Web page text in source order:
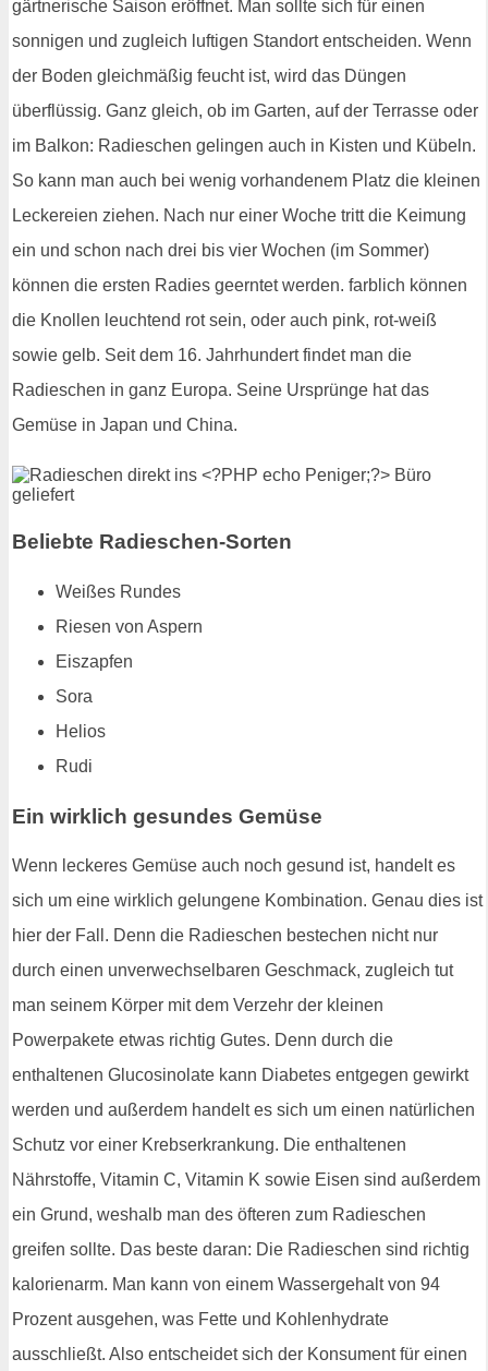
gärtnerische Saison eröffnet. Man sollte sich für einen
sonnigen und zugleich luftigen Standort entscheiden. Wenn
der Boden gleichmäßig feucht ist, wird das Düngen
überflüssig. Ganz gleich, ob im Garten, auf der Terrasse oder
im Balkon: Radieschen gelingen auch in Kisten und Kübeln.
So kann man auch bei wenig vorhandenem Platz die kleinen
Leckereien ziehen. Nach nur einer Woche tritt die Keimung
ein und schon nach drei bis vier Wochen (im Sommer)
können die ersten Radies geerntet werden. farblich können
die Knollen leuchtend rot sein, oder auch pink, rot-weiß
sowie gelb. Seit dem 16. Jahrhundert findet man die
Radieschen in ganz Europa. Seine Ursprünge hat das
Gemüse in Japan und China.
Beliebte Radieschen-Sorten
Weißes Rundes
Riesen von Aspern
Eiszapfen
Sora
Helios
Rudi
Ein wirklich gesundes Gemüse
Wenn leckeres Gemüse auch noch gesund ist, handelt es
sich um eine wirklich gelungene Kombination. Genau dies ist
hier der Fall. Denn die Radieschen bestechen nicht nur
durch einen unverwechselbaren Geschmack, zugleich tut
man seinem Körper mit dem Verzehr der kleinen
Powerpakete etwas richtig Gutes. Denn durch die
enthaltenen Glucosinolate kann Diabetes entgegen gewirkt
werden und außerdem handelt es sich um einen natürlichen
Schutz vor einer Krebserkrankung. Die enthaltenen
Nährstoffe, Vitamin C, Vitamin K sowie Eisen sind außerdem
ein Grund, weshalb man des öfteren zum Radieschen
greifen sollte. Das beste daran: Die Radieschen sind richtig
kalorienarm. Man kann von einem Wassergehalt von 94
Prozent ausgehen, was Fette und Kohlenhydrate
ausschließt. Also entscheidet sich der Konsument für einen